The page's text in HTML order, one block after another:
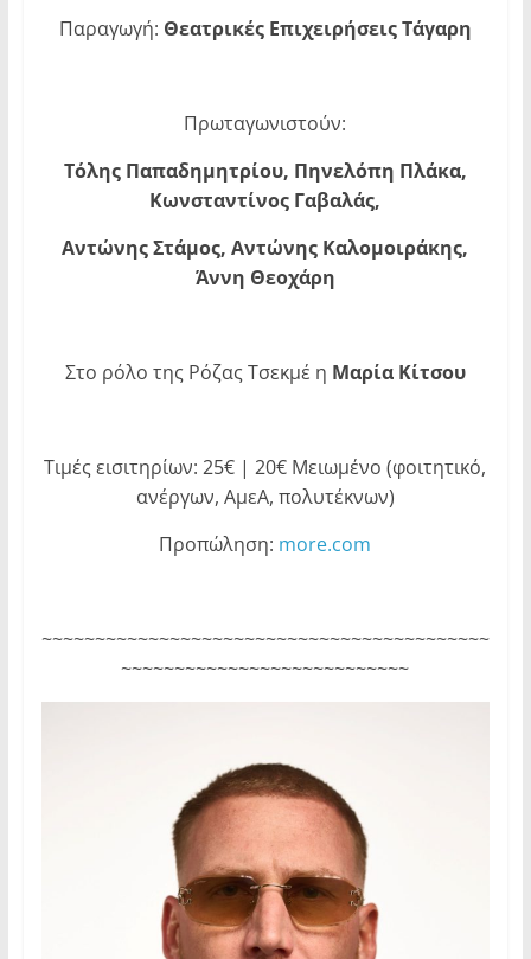
Παραγωγή: Θεατρικές Επιχειρήσεις Τάγαρη
Πρωταγωνιστούν:
Tόλης Παπαδημητρίου, Πηνελόπη Πλάκα,
Κωνσταντίνος Γαβαλάς,
Αντώνης Στάμος, Αντώνης Καλομοιράκης,
Άννη Θεοχάρη
Στο ρόλο της Ρόζας Τσεκμέ η Μαρία Κίτσου
Τιμές εισιτηρίων: 25€ | 20€ Μειωμένο (φοιτητικό,
ανέργων, ΑμεΑ, πολυτέκνων)
Προπώληση: more.com
~~~~~~~~~~~~~~~~~~~~~~~~~~~~~~~~~~~~~~~~~~
~~~~~~~~~~~~~~~~~~~~~~~~~~~